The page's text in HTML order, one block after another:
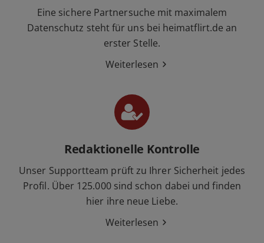
Eine sichere Partnersuche mit maximalem
Datenschutz steht für uns bei heimatflirt.de an
erster Stelle.
Weiterlesen
Redaktionelle Kontrolle
Unser Supportteam prüft zu Ihrer Sicherheit jedes
Profil. Über 125.000 sind schon dabei und finden
hier ihre neue Liebe.
Weiterlesen